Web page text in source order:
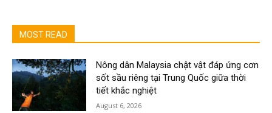
MOST READ
Nông dân Malaysia chật vật đáp ứng cơn
sốt sầu riêng tại Trung Quốc giữa thời
tiết khắc nghiệt
August 6, 2026